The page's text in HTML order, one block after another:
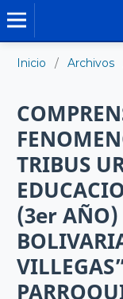
Inicio / Archivos
TRIBUS
(3er AÑO)